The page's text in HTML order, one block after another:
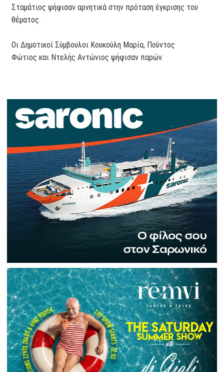
Σταμάτιος ψήφισαν αρνητικά στην πρόταση έγκρισης του
θέματος.
Οι Δημοτικοί Σύμβουλοι Κουκούλη Μαρία, Πούντος
Φώτιος και Ντελής Αντώνιος ψήφισαν παρών.